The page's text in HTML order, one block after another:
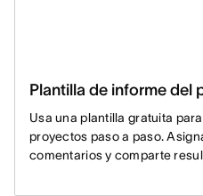
Plantilla de informe del
Usa una plantilla gratuita
proyectos paso a paso.
comentarios y comparte